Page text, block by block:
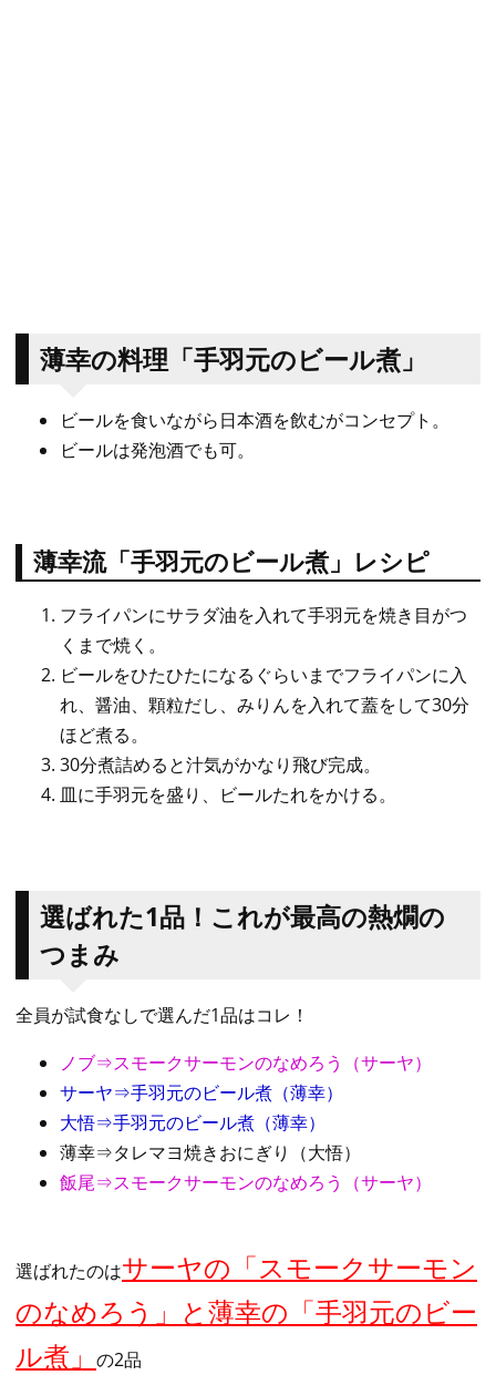
薄幸の料理「手羽元のビール煮」
ビールを食いながら日本酒を飲むがコンセプト。
ビールは発泡酒でも可。
薄幸流「手羽元のビール煮」レシピ
フライパンにサラダ油を入れて手羽元を焼き目がつ
くまで焼く。
ビールをひたひたになるぐらいまでフライパンに入
れ、醤油、顆粒だし、みりんを入れて蓋をして30分
ほど煮る。
30分煮詰めると汁気がかなり飛び完成。
皿に手羽元を盛り、ビールたれをかける。
選ばれた1品！これが最高の熱燗の
つまみ
全員が試食なしで選んだ1品はコレ！
ノブ⇒スモークサーモンのなめろう（サーヤ）
サーヤ⇒手羽元のビール煮（薄幸）
大悟⇒手羽元のビール煮（薄幸）
薄幸⇒タレマヨ焼きおにぎり（大悟）
飯尾⇒スモークサーモンのなめろう（サーヤ）
選ばれたのはサーヤの「スモークサーモン
のなめろう」と薄幸の「手羽元のビー
ル煮」
の2品